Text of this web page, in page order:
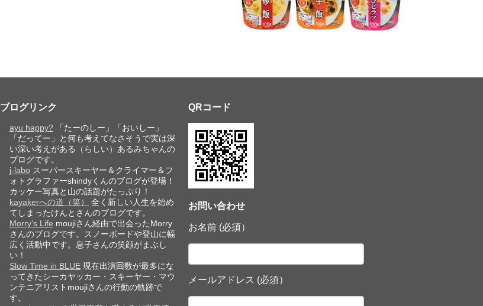
ブログリンク
ayu happy?「たーのしー」「おいしー」
「だってー」と何も考えてなさそうで実は深
い深い考えがある（らしい）あるみちゃんの
ブログです。
j-labo スーパースキーヤー＆クライマー＆フ
ォトグラファーshindyくんのブログが登場！
カッケー写真と山の話題がたっぷり！
kayakerへの道（笑）
全く新しい人生を始め
てしまったけんとさんのブログです。
Morry's Life moujiさん経由で出会ったMorry
さんのブログです。スノーボードや登山に幅
広く活動中です。息子さんの笑顔がまぶし
い！
Slow Time in BLUE現在出演回数が最多にな
ってきたシーカヤッカー・スキーヤー・マウ
ンテニアリストmoujiさんの行動の軌跡で
す。
QRコード
お問い合わせ
お名前 (必須）
メールアドレス (必須）